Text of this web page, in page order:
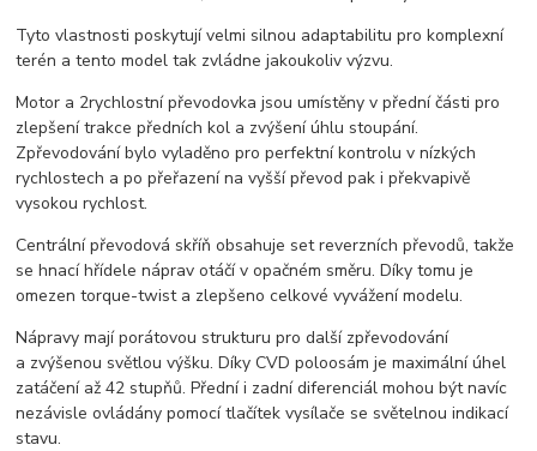
Tyto vlastnosti poskytují velmi silnou adaptabilitu pro komplexní
terén a tento model tak zvládne jakoukoliv výzvu.
Motor a 2rychlostní převodovka jsou umístěny v přední části pro
zlepšení trakce předních kol a zvýšení úhlu stoupání.
Zpřevodování bylo vyladěno pro perfektní kontrolu v nízkých
rychlostech a po přeřazení na vyšší převod pak i překvapivě
vysokou rychlost.
Centrální převodová skříň obsahuje set reverzních převodů, takže
se hnací hřídele náprav otáčí v opačném směru. Díky tomu je
omezen torque-twist a zlepšeno celkové vyvážení modelu.
Nápravy mají porátovou strukturu pro další zpřevodování
a zvýšenou světlou výšku. Díky CVD poloosám je maximální úhel
zatáčení až 42 stupňů. Přední i zadní diferenciál mohou být navíc
nezávisle ovládány pomocí tlačítek vysílače se světelnou indikací
stavu.